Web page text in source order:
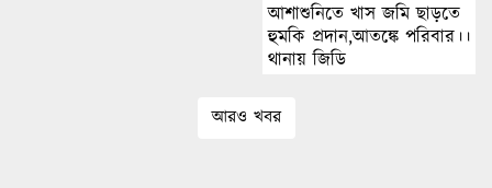
আশাশুনিতে খাস জমি ছাড়তে
হুমকি প্রদান,আতঙ্কে পরিবার।।
থানায় জিডি
আরও খবর